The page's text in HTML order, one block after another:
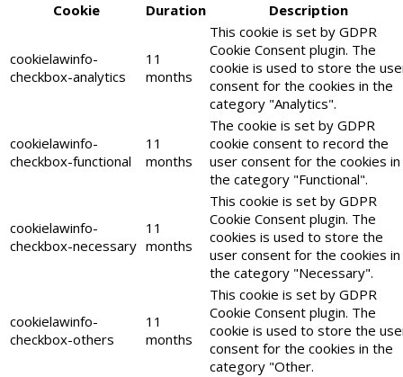
Cookie
Duration Description
cookielawinfo-
checkbox-analytics
11
months
This cookie is set by GDPR
Cookie Consent plugin. The
cookie is used to store the
consent for the cookies in the
category "Analytics".
cookielawinfo-
checkbox-functional
11
months
The cookie is set by GDPR
cookie consent to record the
user consent for the cookies in
the category "Functional".
cookielawinfo-
checkbox-necessary
11
months
This cookie is set by GDPR
Cookie Consent plugin. The
cookies is used to store the
user consent for the cookies in
the category "Necessary".
cookielawinfo-
checkbox-others
11
months
This cookie is set by GDPR
Cookie Consent plugin. The
cookie is used to store the
consent for the cookies in the
category "Other.